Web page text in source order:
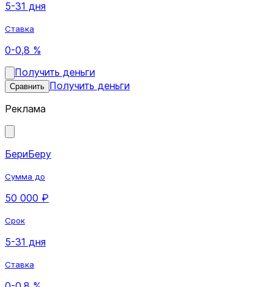
5-31 дня
Ставка
0-0,8 %
Получить деньги
Сравнить Получить деньги
Реклама
БериБеру
Сумма до
50 000 ₽
Срок
5-31 дня
Ставка